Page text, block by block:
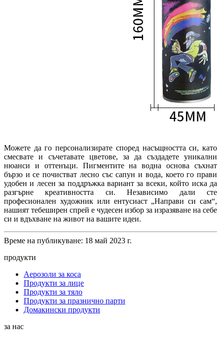
Можете да го персонализирате според насъщността си, като
смесвате и съчетавате цветове, за да създадете уникални
нюанси и оттенъци. Пигментите на водна основа съхнат
бързо и се почистват лесно със сапун и вода, което го прави
удобен и лесен за поддръжка вариант за всеки, който иска да
разгърне креативността си. Независимо дали сте
професионален художник или ентусиаст „Направи си сам“,
нашият тебеширен спрей е чудесен избор за изразяване на себе
си и вдъхване на живот на вашите идеи.
Време на публикуване: 18 май 2023 г.
продукти
Аерозоли за коса
Продукти за лице
Продукти за тяло
Продукти за празнично парти
Домакински продукти
за нас